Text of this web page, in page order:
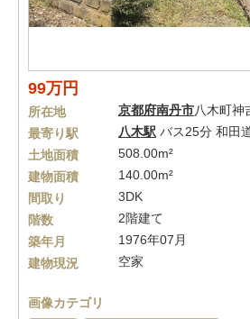
99万円
所在地 京都府南丹市八木町神
最寄り駅
八木駅 バス25分 和田
土地面積
508.00m²
建物面積
140.00m²
間取り
3DK
階数
2階建て
築年月
1976年07月
建物現況
空家
画像カテゴリ